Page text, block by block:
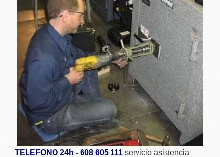
TELEFONO 24h - 608 605 111 servicio asistencia